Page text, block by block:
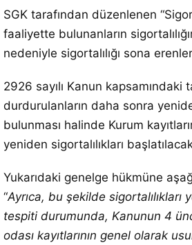
SGK tarafından düzenlenen
faaliyette bulunanların
nedeniyle sigortalılığı sona
2926 sayılı Kanun
durdurulanların daha sonra
bulunması halinde Kurum
yeniden sigortalılıkları
Yukarıdaki genelge hükmüne
“Ayrıca, bu şekilde sigortalılıkları
tespiti durumunda, Kanunun 4
odası kayıtlarının genel olarak